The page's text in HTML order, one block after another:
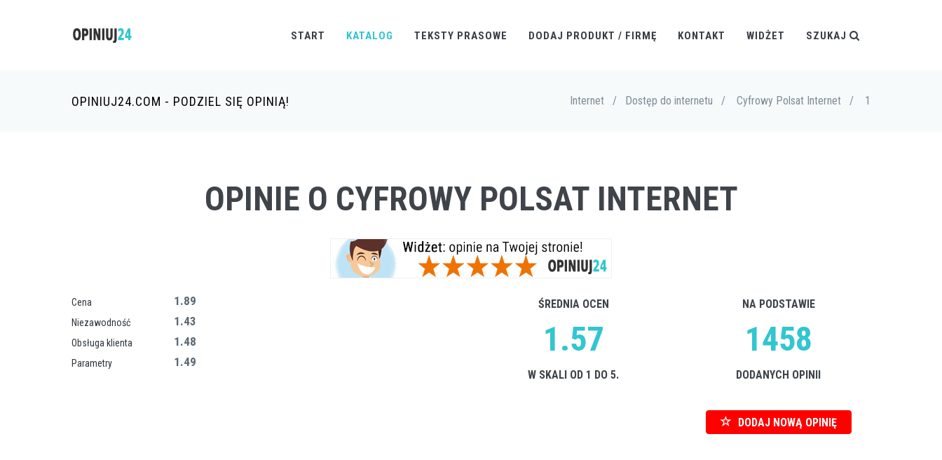
START KATALOG TEKSTY PRASOWE DODAJ PRODUKT / FIRMĘ KONTAKT WIDŻET SZUKAJ
OPINIUJ24.COM - PODZIEL SIĘ OPINIĄ! Internet / Dostęp do internetu / Cyfrowy Polsat Internet / 1
OPINIE O CYFROWY POLSAT INTERNET
Cena 1.89
Niezawodność 1.43
Obsługa klienta 1.48
Parametry 1.49
ŚREDNIA OCEN
1.57
W SKALI OD 1 DO 5.
NA PODSTAWIE
1458
DODANYCH OPINII
DODAJ NOWĄ OPINIĘ